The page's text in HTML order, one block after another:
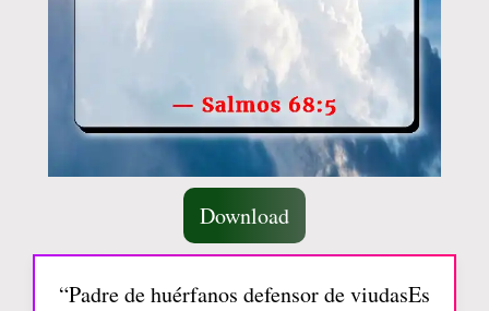
Download
“Padre de huérfanos defensor de viudasEs